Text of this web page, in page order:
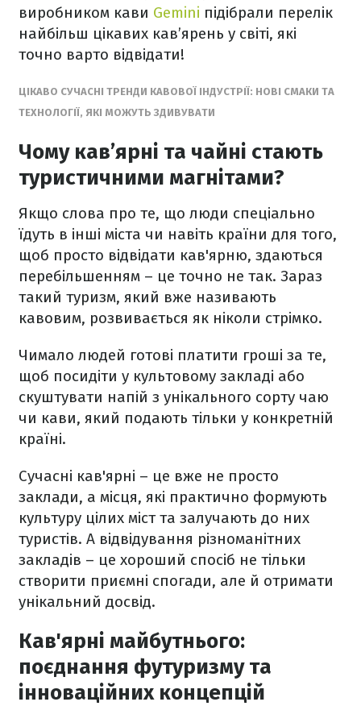
виробником кави Gemini підібрали перелік
найбільш цікавих кав’ярень у світі, які
точно варто відвідати!
ЦІКАВО СУЧАСНІ ТРЕНДИ КАВОВОЇ ІНДУСТРІЇ: НОВІ СМАКИ ТА
ТЕХНОЛОГІЇ, ЯКІ МОЖУТЬ ЗДИВУВАТИ
Чому кав’ярні та чайні стають
туристичними магнітами?
Якщо слова про те, що люди спеціально
їдуть в інші міста чи навіть країни для того,
щоб просто відвідати кав'ярню, здаються
перебільшенням – це точно не так. Зараз
такий туризм, який вже називають
кавовим, розвивається як ніколи стрімко.
Чимало людей готові платити гроші за те,
щоб посидіти у культовому закладі або
скуштувати напій з унікального сорту чаю
чи кави, який подають тільки у конкретній
країні.
Сучасні кав'ярні – це вже не просто
заклади, а місця, які практично формують
культуру цілих міст та залучають до них
туристів. А відвідування різноманітних
закладів – це хороший спосіб не тільки
створити приємні спогади, але й отримати
унікальний досвід.
Кав'ярні майбутнього:
поєднання футуризму та
інноваційних концепцій